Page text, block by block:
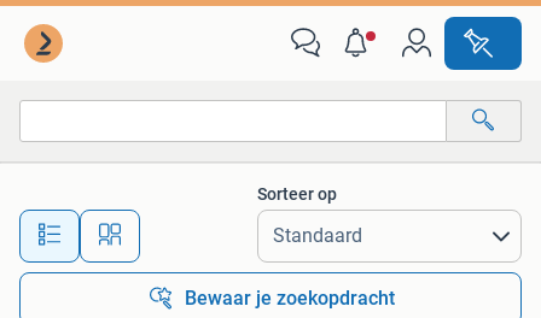
Alle afstanden…
Sorteer op
Bewaar je zoekopdracht